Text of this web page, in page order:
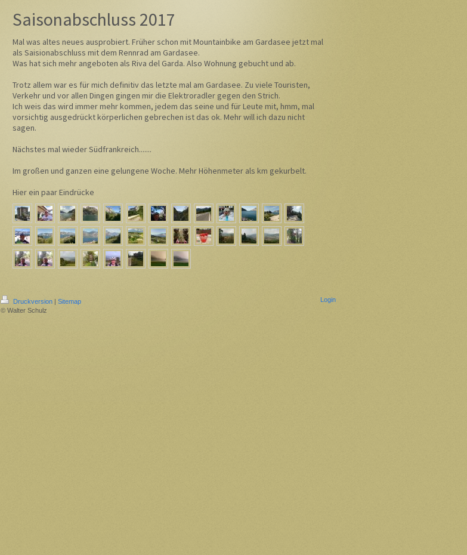
Saisonabschluss 2017
Mal was altes neues ausprobiert. Früher schon mit Mountainbike am Gardasee jetzt mal
als Saisionabschluss mit dem Rennrad am Gardasee.
Was hat sich mehr angeboten als Riva del Garda. Also Wohnung gebucht und ab.
Trotz allem war es für mich definitiv das letzte mal am Gardasee. Zu viele Touristen,
Verkehr und vor allen Dingen gingen mir die Elektroradler gegen den Strich.
Ich weis das wird immer mehr kommen, jedem das seine und für Leute mit, hmm, mal
vorsichtig ausgedrückt körperlichen gebrechen ist das ok. Mehr will ich dazu nicht
sagen.
Nächstes mal wieder Südfrankreich.......
Im großen und ganzen eine gelungene Woche. Mehr Höhenmeter als km gekurbelt.
Hier ein paar Eindrücke
Druckversion | Sitemap
© Walter Schulz
Login